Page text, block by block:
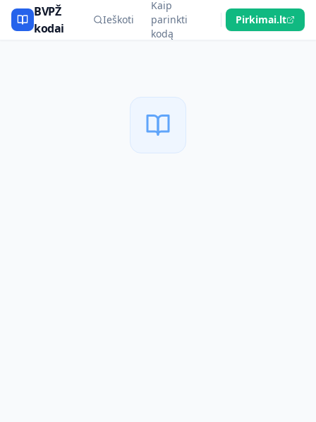
BVPŽ
kodai
Ieškoti
Kaip
parinkti
kodą
Pirkimai.lt